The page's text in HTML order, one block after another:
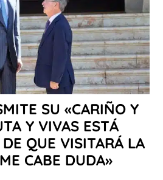
SU «CARIÑO Y
Y VIVAS ESTÁ
QUE VISITARÁ LA
CABE DUDA»